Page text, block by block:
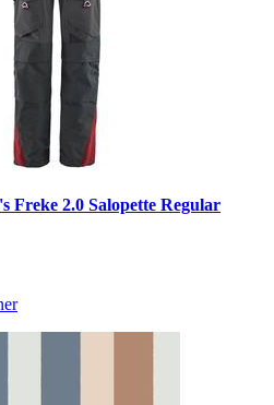
Freke 2.0 Salopette Regular